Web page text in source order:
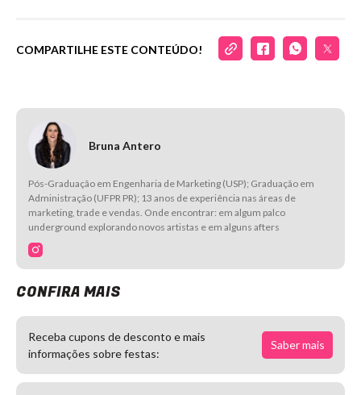
COMPARTILHE ESTE CONTEÚDO!
Bruna Antero
Pós-Graduação em Engenharia de Marketing (USP); Graduação em
Administração (UFPR PR); 13 anos de experiência nas áreas de
marketing, trade e vendas. Onde encontrar: em algum palco
underground explorando novos artistas e em alguns afters
CONFIRA MAIS
Receba cupons de desconto e mais
informações sobre festas:
Saber mais